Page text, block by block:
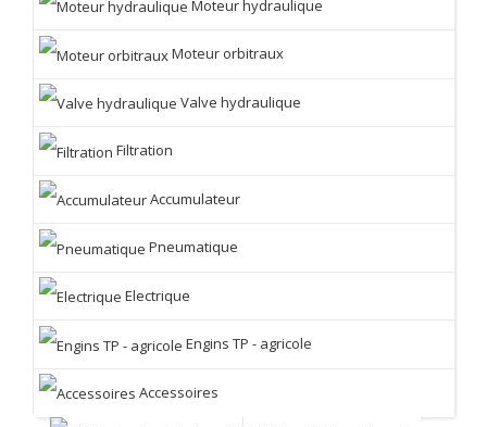
Moteur hydraulique
Moteur orbitraux
Valve hydraulique
Filtration
Accumulateur
Pneumatique
Electrique
Engins TP - agricole
Accessoires